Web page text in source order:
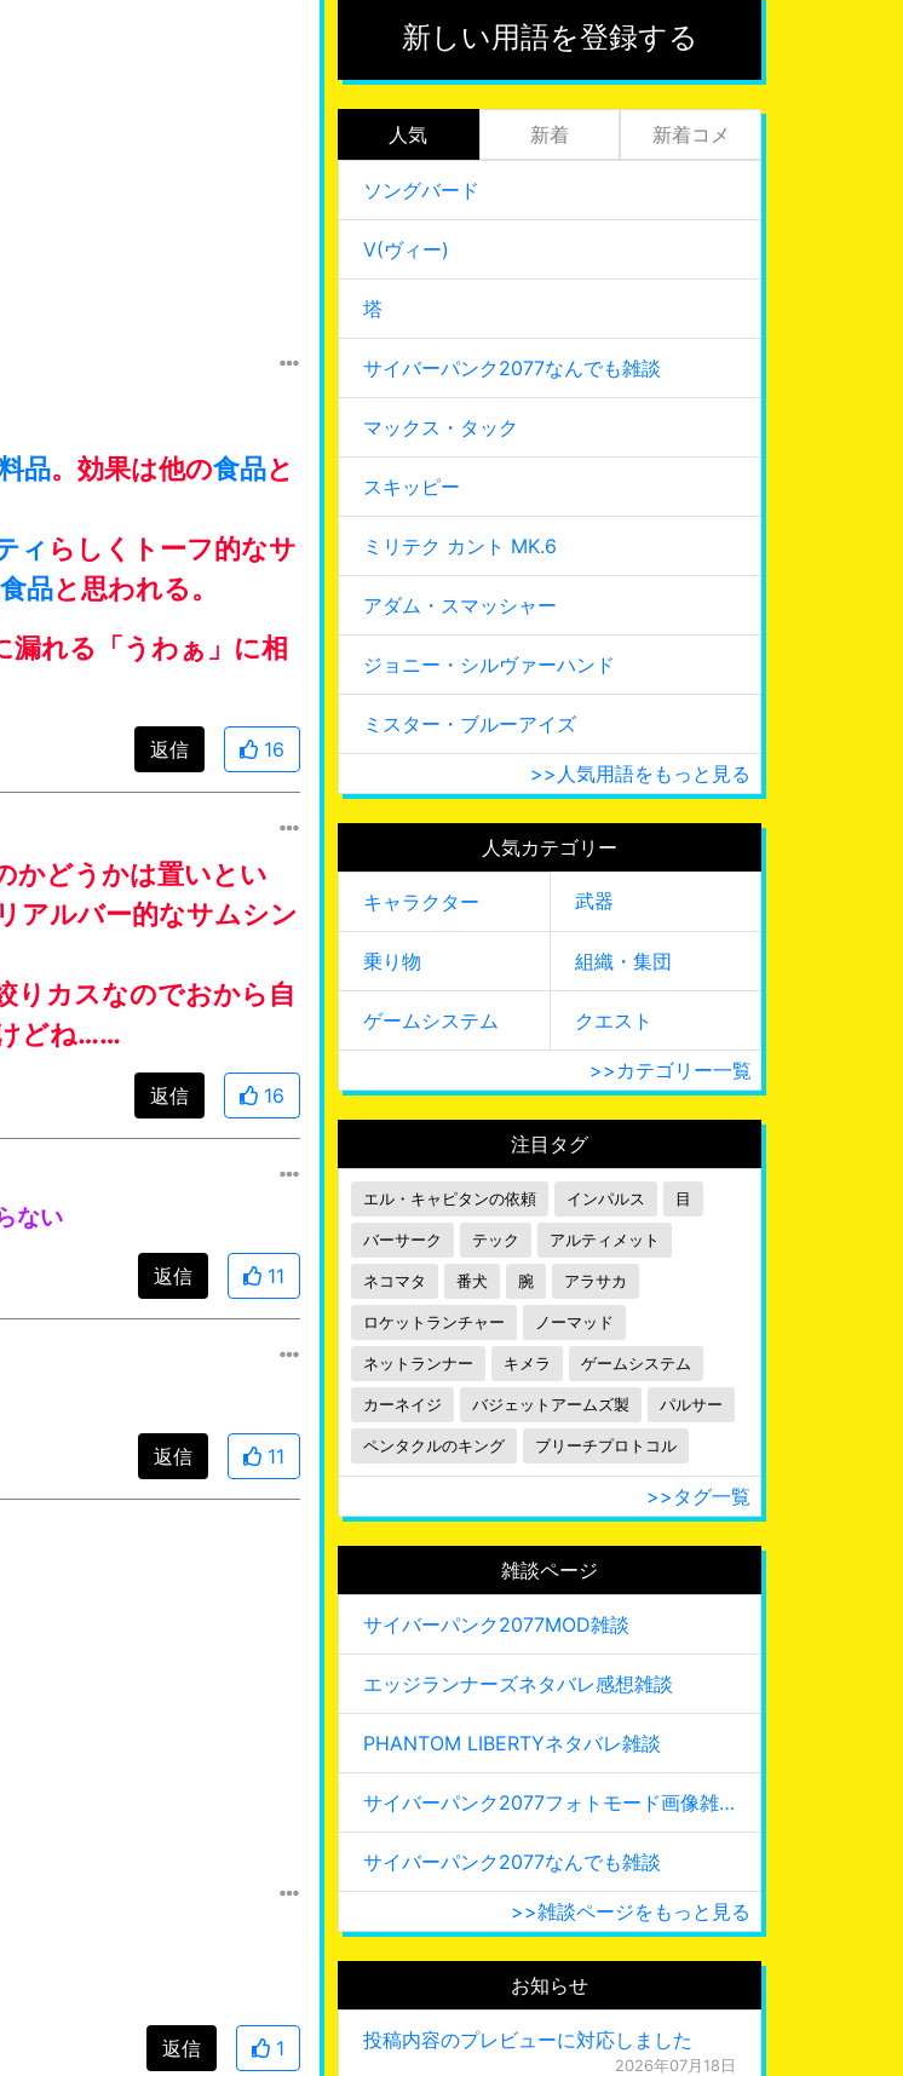
品。効果は他の食品と
ィ らしくトーフ的なサ
食品と思われる。
れる「うわぁ」に相
返信 16
かどうかは置いとい
アルバー的なサムシン
りカスなのでおから自
どね……
返信 16
ない
返信 11
返信 11
返信
1
新しい用語を登録する
人気 新着 新着コメ
ソングバード
V(ヴィー)
塔
サイバーパンク2077なんでも雑談
マックス・タック
スキッピー
ミリテク カント MK.6
アダム・スマッシャー
ジョニー・シルヴァーハンド
ミスター・ブルーアイズ
>>人気用語をもっと見る
人気カテゴリー
キャラクター 武器
乗り物 組織・集団
ゲームシステム クエスト
>>カテゴリー一覧
注目タグ
エル・キャピタンの依頼 インパルス 目
バーサーク テック アルティメット
ネコマタ 番犬 腕 アラサカ
ロケットランチャー ノーマッド
ネットランナー キメラ ゲームシステム
カーネイジ バジェットアームズ製 パルサー
ペンタクルのキング ブリーチプロトコル
>>タグ一覧
雑談ページ
サイバーパンク2077MOD雑談
エッジランナーズネタバレ感想雑談
PHANTOM LIBERTYネタバレ雑談
サイバーパンク2077フォトモード画像雑談
サイバーパンク2077なんでも雑談
>>雑談ページをもっと見る
お知らせ
投稿内容のプレビューに対応しました
2026年07月18日